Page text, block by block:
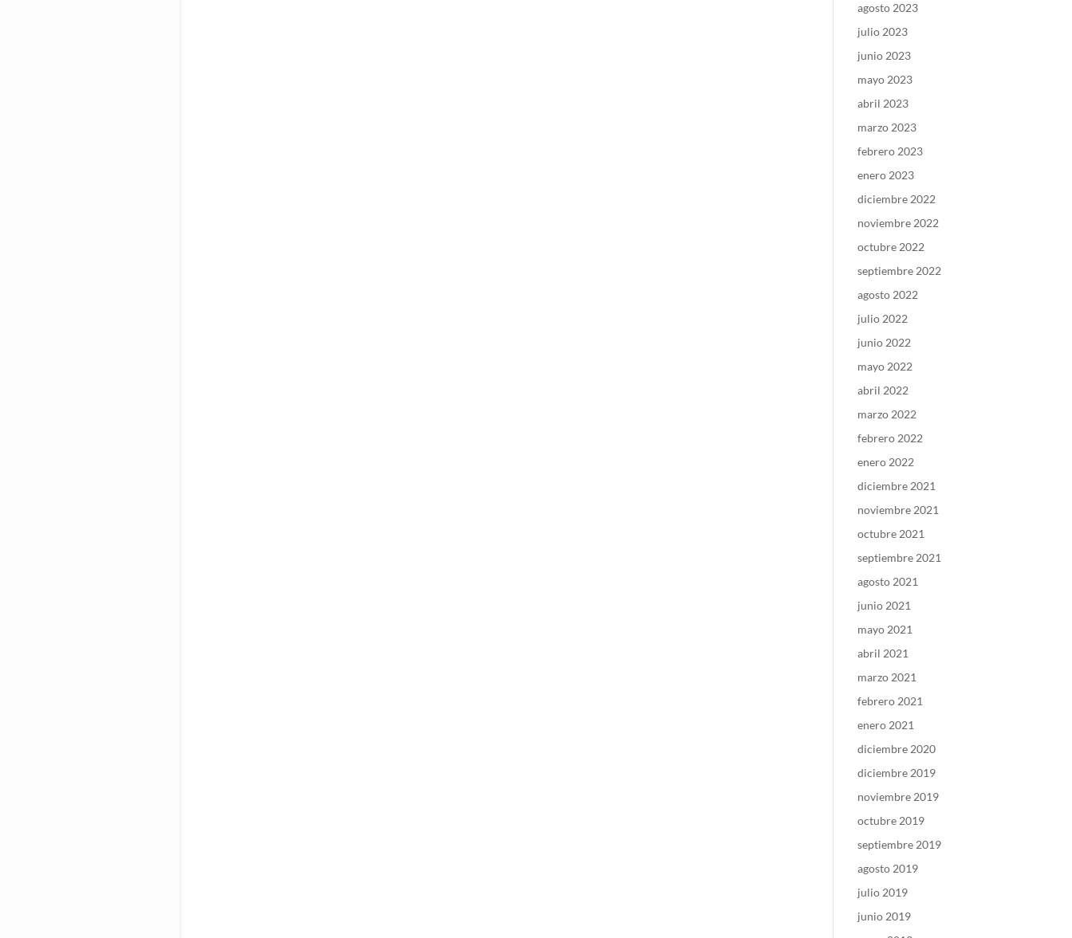
agosto 2023
julio 2023
junio 2023
mayo 2023
abril 2023
marzo 2023
febrero 2023
enero 2023
diciembre 2022
noviembre 2022
octubre 2022
septiembre 2022
agosto 2022
julio 2022
junio 2022
mayo 2022
abril 2022
marzo 2022
febrero 2022
enero 2022
diciembre 2021
noviembre 2021
octubre 2021
septiembre 2021
agosto 2021
junio 2021
mayo 2021
abril 2021
marzo 2021
febrero 2021
enero 2021
diciembre 2020
diciembre 2019
noviembre 2019
octubre 2019
septiembre 2019
agosto 2019
julio 2019
junio 2019